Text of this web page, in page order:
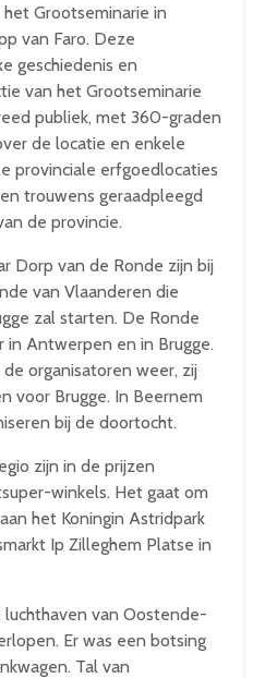
Grootseminarie in
van Faro. Deze
geschiedenis en
van het Grootseminarie
publiek, met 360-graden
de locatie en enkele
provinciale erfgoedlocaties
trouwens geraadpleegd
de provincie.
Dorp van de Ronde zijn bij
van Vlaanderen die
zal starten. De Ronde
Antwerpen en in Brugge.
organisatoren weer, zij
voor Brugge. In Beernem
bij de doortocht.
zijn in de prijzen
winkels. Het gaat om
het Koningin Astridpark
Ip Zilleghem Platse in
van Oostende-
Er was een botsing
Tal van